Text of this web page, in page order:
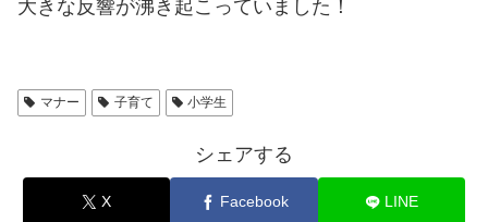
大きな反響が沸き起こっていました！
マナー 子育て 小学生
シェアする
X Facebook LINE